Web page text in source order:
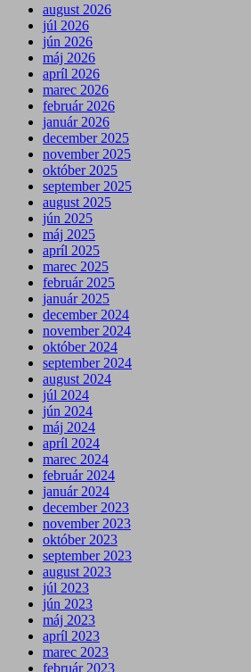
august 2026
júl 2026
jún 2026
máj 2026
apríl 2026
marec 2026
február 2026
január 2026
december 2025
november 2025
október 2025
september 2025
august 2025
jún 2025
máj 2025
apríl 2025
marec 2025
február 2025
január 2025
december 2024
november 2024
október 2024
september 2024
august 2024
júl 2024
jún 2024
máj 2024
apríl 2024
marec 2024
február 2024
január 2024
december 2023
november 2023
október 2023
september 2023
august 2023
júl 2023
jún 2023
máj 2023
apríl 2023
marec 2023
február 2023